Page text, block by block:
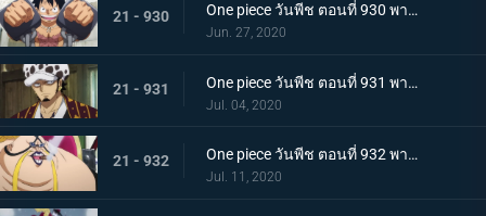
21 - 930 One piece วันพีช ตอนที่ 930 พากย์ไทย หัวหน้าใหญ่! ควีนแห่งหายนะปรากฏตัว!
Jun. 27, 2020
21 - 931 One piece วันพีช ตอนที่ 931 พากย์ไทย ปีนขึ้นไป ลูฟี่และการหนีตายที่เดิมพันด้วยชีวิต!
Jul. 04, 2020
21 - 932 One piece วันพีช ตอนที่ 932 พากย์ไทย อยู่หรือตาย ศึกซูโม่อินเฟอร์โนของควีน
Jul. 11, 2020